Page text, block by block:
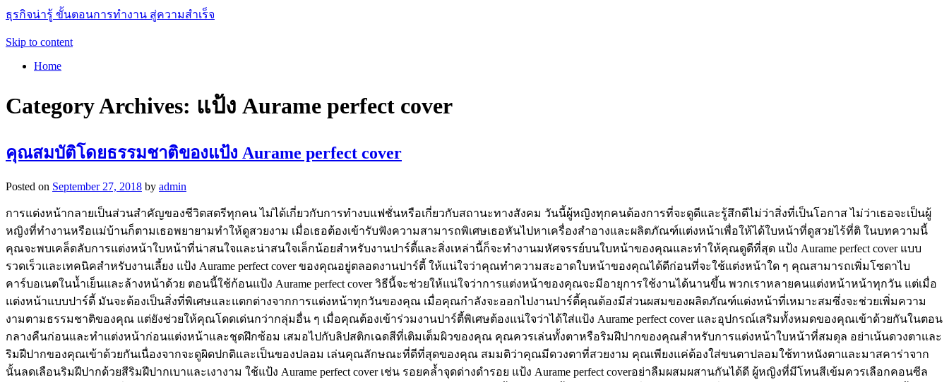
ธุรกิจน่ารู้ ขั้นตอนการทำงาน สู่ความสำเร็จ
Skip to content
Home
Category Archives: แป้ง Aurame perfect cover
คุณสมบัติโดยธรรมชาติของแป้ง Aurame perfect cover
Posted on September 27, 2018 by admin
การแต่งหน้ากลายเป็นส่วนสำคัญของชีวิตสตรีทุกคน ไม่ได้เกี่ยวกับการทำงบแฟชั่นหรือเกี่ยวกับสถานะทางสังคม วันนี้ผู้หญิงทุกคนต้องการที่จะดูดีและรู้สึกดีไม่ว่าสิ่งที่เป็นโอกาส ไม่ว่าเธอจะเป็นผู้
หญิงที่ทำงานหรือแม่บ้านก็ตามเธอพยายามทำให้ดูสวยงาม เมื่อเธอต้องเข้ารับฟังความสามารถพิเศษเธอหันไปหาเครื่องสำอางและผลิตภัณฑ์แต่งหน้าเพื่อให้ได้ใบหน้าที่ดูสวยไร้ที่ติ ในบทความนี้
คุณจะพบเคล็ดลับการแต่งหน้าใบหน้าที่น่าสนใจและน่าสนใจเล็กน้อยสำหรับงานปาร์ตี้และสิ่งเหล่านี้ก็จะทำงานมหัศจรรย์บนใบหน้าของคุณและทำให้คุณดูดีที่สุด แป้ง Aurame perfect cover แบบ
รวดเร็วและเทคนิคสำหรับงานเลี้ยง แป้ง Aurame perfect cover ของคุณอยู่ตลอดงานปาร์ตี้ ให้แน่ใจว่าคุณทำความสะอาดใบหน้าของคุณได้ดีก่อนที่จะใช้แต่งหน้าใด ๆ คุณสามารถเพิ่มโซดาไบ
คาร์บอเนตในน้ำเย็นและล้างหน้าด้วย ตอนนี้ใช้ก้อนแป้ง Aurame perfect cover วิธีนี้จะช่วยให้แน่ใจว่าการแต่งหน้าของคุณจะมีอายุการใช้งานได้นานขึ้น พวกเราหลายคนแต่งหน้าหน้าทุกวัน แต่เมื่อ
แต่งหน้าแบบปาร์ตี้ มันจะต้องเป็นสิ่งที่พิเศษและแตกต่างจากการแต่งหน้าทุกวันของคุณ เมื่อคุณกำลังจะออกไปงานปาร์ตี้คุณต้องมีส่วนผสมของผลิตภัณฑ์แต่งหน้าที่เหมาะสมซึ่งจะช่วยเพิ่มความ
งามตามธรรมชาติของคุณ แต่ยังช่วยให้คุณโดดเด่นกว่ากลุ่มอื่น ๆ เมื่อคุณต้องเข้าร่วมงานปาร์ตี้พิเศษต้องแน่ใจว่าได้ใส่แป้ง Aurame perfect cover และอุปกรณ์เสริมทั้งหมดของคุณเข้าด้วยกันในตอน
กลางคืนก่อนและทำแต่งหน้าก่อนแต่งหน้าและชุดฝึกซ้อม เสมอไปกับลิปสติกเฉดสีที่เติมเต็มผิวของคุณ คุณควรเล่นทั้งตาหรือริมฝีปากของคุณสำหรับการแต่งหน้าใบหน้าที่สมดุล อย่าเน้นดวงตาและ
ริมฝีปากของคุณเข้าด้วยกันเนื่องจากจะดูผิดปกติและเป็นของปลอม เล่นคุณลักษณะที่ดีที่สุดของคุณ สมมติว่าคุณมีดวงตาที่สวยงาม คุณเพียงแค่ต้องใส่ขนตาปลอมใช้ทาหนังตาและมาสคาร่าจาก
นั้นลดเลือนริมฝีปากด้วยสีริมฝีปากเบาและเงางาม ใช้แป้ง Aurame perfect cover เช่น รอยคล้ำจุดด่างดำรอย แป้ง Aurame perfect coverอย่าลืมผสมผสานกันได้ดี ผู้หญิงที่มีโทนสีเข้มควรเลือกคอนซีล